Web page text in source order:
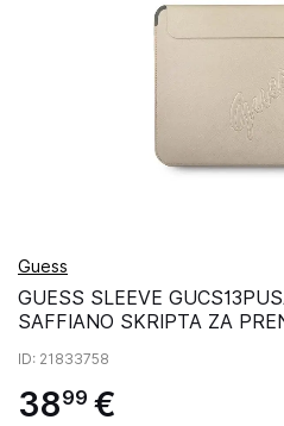
Guess
GUESS SLEEVE
SAFFIANO SKRIPTA ZA
ID: 21833758
3899 €